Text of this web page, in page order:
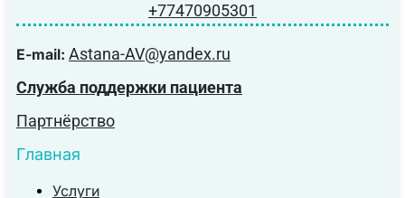
+77470905301
E-mail: Astana-AV@yandex.ru
Служба поддержки пациента
Партнёрство
Главная
Услуги